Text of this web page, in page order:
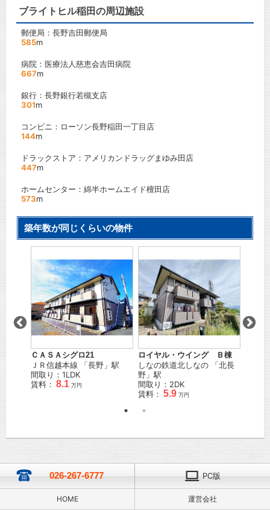
ブライトヒル稲田の周辺施設
郵便局：長野吉田郵便局
585m
病院：医療法人慈恵会吉田病院
667m
銀行：長野銀行若槻支店
301m
コンビニ：ローソン長野稲田一丁目店
144m
ドラックストア：アメリカンドラッグまゆみ田店
447m
ホームセンター：綿半ホームエイド檀田店
573m
築年数が同じくらいの物件
ＣＡＳＡシグロ21
ＪＲ信越本線 「長野 」駅
間取り：1LDK
賃料： 8.1 万円
ロイヤル・ウイング Ｂ棟
しなの鉄道北しなの 「北長
野 」駅
間取り：2DK
賃料： 5.9 万円
026-267-6777 PC版
HOME 運営会社